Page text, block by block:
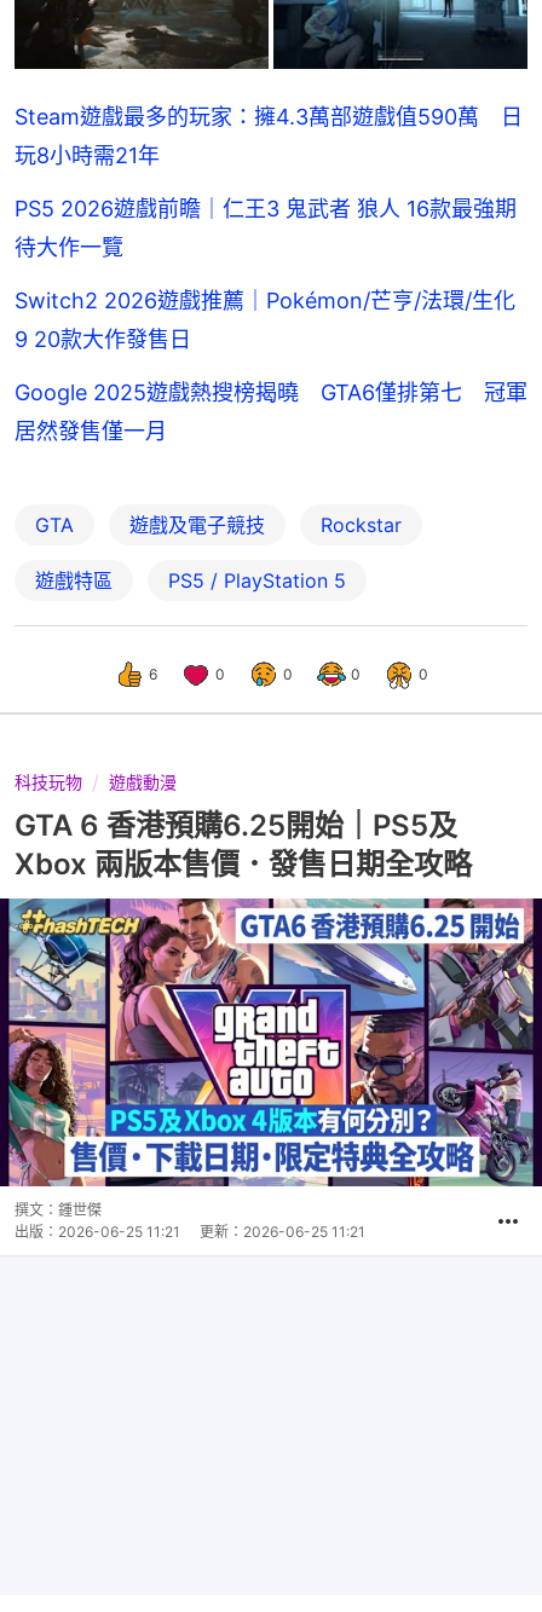
Steam遊戲最多的玩家：擁4.3萬部遊戲值590萬 日
玩8小時需21年
PS5 2026遊戲前瞻｜仁王3 鬼武者 狼人 16款最強期
待大作一覽
Switch2 2026遊戲推薦｜Pokémon/芒亨/法環/生化
9 20款大作發售日
Google 2025遊戲熱搜榜揭曉 GTA6僅排第七 冠軍
居然發售僅一月
GTA 遊戲及電子競技 Rockstar
遊戲特區 PS5 / PlayStation 5
6 0 0 0 0
科技玩物 遊戲動漫
GTA 6 香港預購6.25開始｜PS5及
Xbox 兩版本售價．發售日期全攻略
撰文： 鍾世傑
出版： 2026-06-25 11:21 更新： 2026-06-25 11:21